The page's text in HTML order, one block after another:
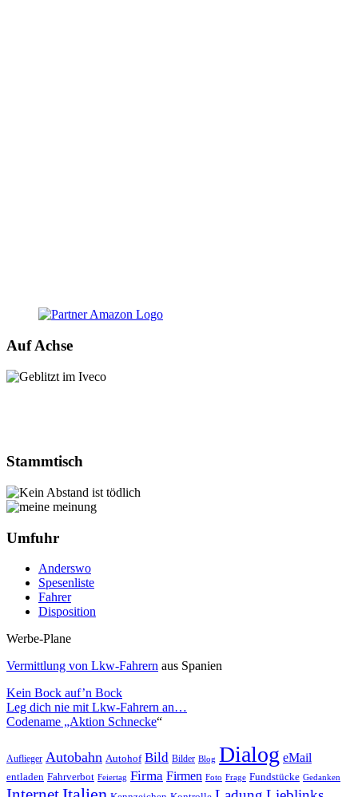
Auf Achse
Stammtisch
Umfuhr
Anderswo
Spesenliste
Fahrer
Disposition
Werbe-Plane
Vermittlung von Lkw-Fahrern aus Spanien
Kein Bock auf’n Bock
Leg dich nie mit Lkw-Fahrern an…
Codename „Aktion Schnecke“
Auflieger Autobahn Autohof Bild Bilder Blog Dialog eMail
entladen Fahrverbot Feiertag Firma Firmen Foto Frage Fundstücke Gedanken